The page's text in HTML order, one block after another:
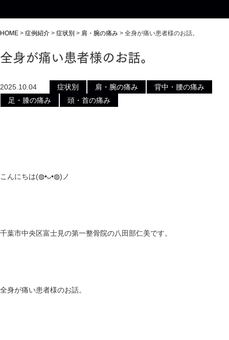
HOME > 症例紹介 > 症状別 > 肩・腕の痛み > 全身が痛い患者様のお話。
全身が痛い患者様のお話。
2025.10.04 症状別 肩・腕の痛み
背中・腰の痛み
足・膝の痛み
頭・首の痛み
こんにちは(⁠◍⁠•⁠ᴗ⁠•⁠◍⁠)ノ
千葉市中央区富士見の第一整骨院の八田部仁美です。
全身が痛い患者様のお話。